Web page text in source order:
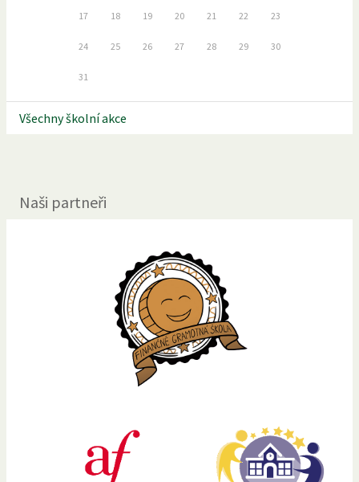
17 18 19 20 21 22 23
24 25 26 27 28 29 30
31
Všechny školní akce
Naši partneři